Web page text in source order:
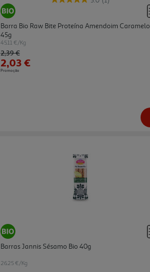
Barra Bio Raw Bite Proteína Amendoim Caramelo
45g
45.11 €/Kg
Price reduced from
2,39 €to
2,03 €
Promoção
Barras Jannis Sésamo Bio 40g
26.25 €/Kg